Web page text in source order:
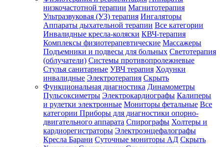
низкочастотной терапии Магнитотерапия
Ультразвуковая (УЗ) терапия Ингаляторы
Аппараты дыхательной терапии Все категории
Инвалидные кресла-коляски КВЧ-терапия
Комплексы физиотерапевтические Массажеры
Подъемники и подвесы для больных Светотерапия
(облучатели) Системы противопролежневые
Стулья санитарные УВЧ терапия Ходунки
инвалидные Электротерапия Скрыть
Функциональная диагностика Динамометры
Пульсоксиметры Электрокардиографы Калиперы
и рулетки электронные Мониторы фетальные Все
категории Приборы для диагностики опорно-
двигательного аппарата Спирографы Холтеры и
кардиорегистраторы Электроэнцефалографы
Кресла Барани Суточные мониторы АД Скрыть